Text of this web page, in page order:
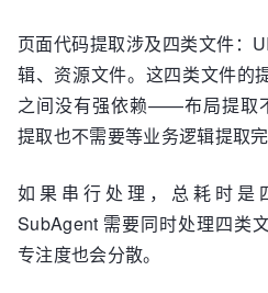
页面代码提取涉及四类文件：
辑、资源文件。这四类文件的
之间没有强依赖——布局提取
提取也不需要等业务逻辑提取完
如果串行处理，总耗时是
SubAgent 需要同时处理四类
专注度也会分散。